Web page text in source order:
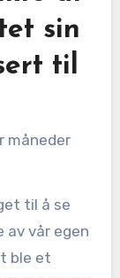
sin
til
til å se
av vår egen
ble et